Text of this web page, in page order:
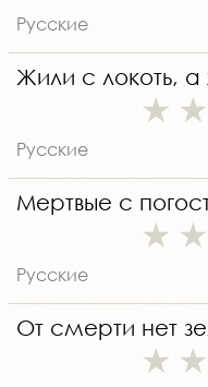
Русские
Жили с локоть, а
Русские
Мертвые с
Русские
От смерти нет